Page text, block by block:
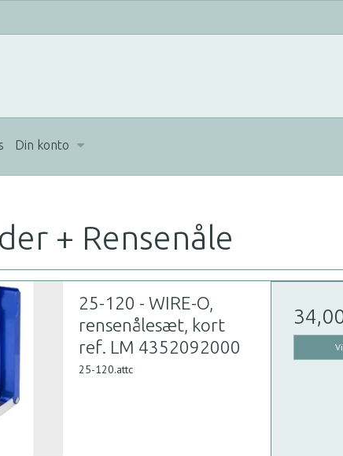
Din konto
+ Rensenåle
25-120 - WIRE-O,
rensenålesæt, kort
ref. LM 4352092000
25-120.attc